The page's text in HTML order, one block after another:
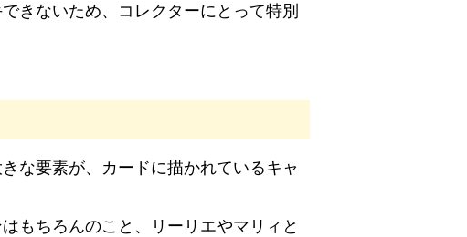
きないため、コレクターにとって特別
な要素が、カードに描かれているキャ
もちろんのこと、リーリエやマリィと